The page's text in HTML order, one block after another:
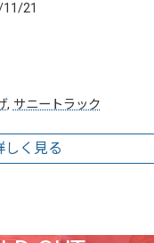
21
, サニートラック
しく見る